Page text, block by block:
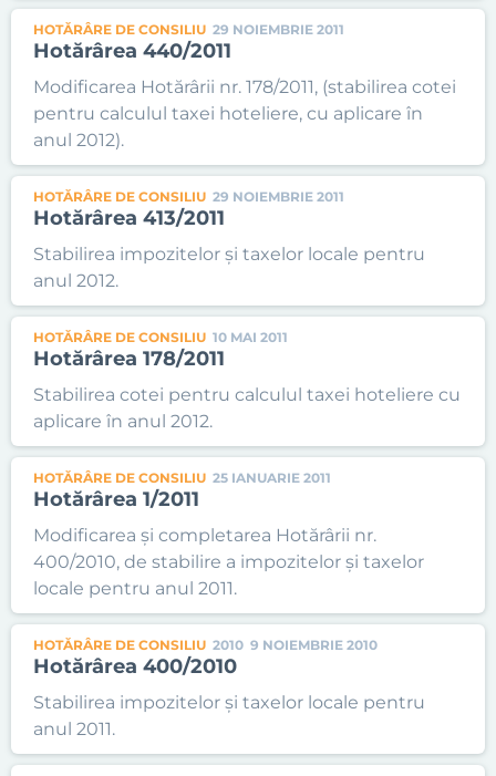
HOTĂRÂRE DE CONSILIU 29 NOIEMBRIE 2011
Hotărârea 440/2011
Modificarea Hotărârii nr. 178/2011, (stabilirea cotei
pentru calculul taxei hoteliere, cu aplicare în
anul 2012).
HOTĂRÂRE DE CONSILIU 29 NOIEMBRIE 2011
Hotărârea 413/2011
Stabilirea impozitelor şi taxelor locale pentru
anul 2012.
HOTĂRÂRE DE CONSILIU 10 MAI 2011
Hotărârea 178/2011
Stabilirea cotei pentru calculul taxei hoteliere cu
aplicare în anul 2012.
HOTĂRÂRE DE CONSILIU 25 IANUARIE 2011
Hotărârea 1/2011
Modificarea şi completarea Hotărârii nr.
400/2010, de stabilire a impozitelor şi taxelor
locale pentru anul 2011.
HOTĂRÂRE DE CONSILIU 2010 9 NOIEMBRIE 2010
Hotărârea 400/2010
Stabilirea impozitelor şi taxelor locale pentru
anul 2011.